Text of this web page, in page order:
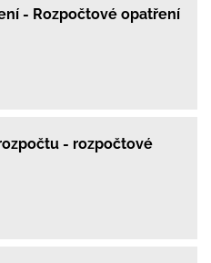
- Rozpočtové opatření
- rozpočtové